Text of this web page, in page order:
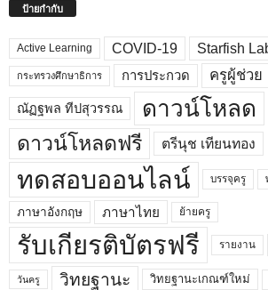
ป้ายกำกับ
Active Learning COVID-19 Starfish
กระทรวงศึกษาธิการ การประกวด ครูผู้ช่วย
ณัฏฐพล ทีปสุวรรณ ดาวน์โหลด
ดาวน์โหลดฟรี ตรีนุช เทียนทอง
ทดสอบออนไลน์ บรรจุครู
ภาษาอังกฤษ ภาษาไทย ย้ายครู
รับเกียรติบัตรฟรี รายงาน
วันครู วิทยฐานะ วิทยฐานะเกณฑ์ใหม่